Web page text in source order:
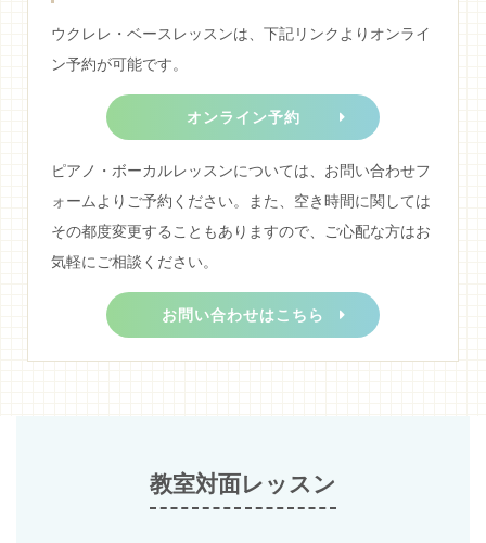
ウクレレ・ベースレッスンは、下記リンクよりオンライ
ン予約が可能です。
オンライン予約
ピアノ・ボーカルレッスンについては、お問い合わせフ
ォームよりご予約ください。また、空き時間に関しては
その都度変更することもありますので、ご心配な方はお
気軽にご相談ください。
お問い合わせはこちら
教室対面レッスン